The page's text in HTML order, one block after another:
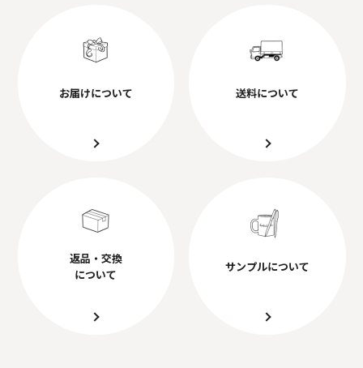
お届けについて 送料について
返品・交換
について
サンプルについて